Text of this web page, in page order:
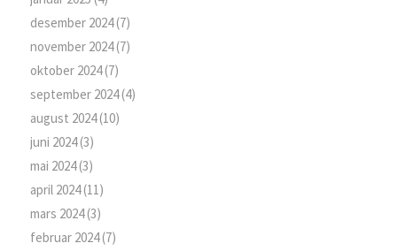
desember 2024(7)
november 2024(7)
oktober 2024(7)
september 2024(4)
august 2024(10)
juni 2024(3)
mai 2024(3)
april 2024(11)
mars 2024(3)
februar 2024(7)